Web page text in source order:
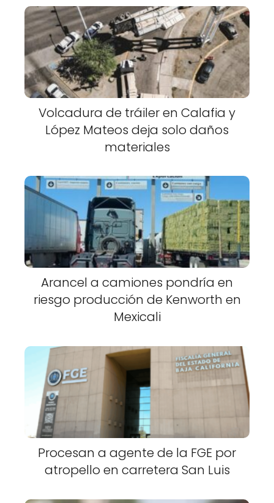
Volcadura de tráiler en Calafia y
López Mateos deja solo daños
materiales
Arancel a camiones pondría en
riesgo producción de Kenworth en
Mexicali
Procesan a agente de la FGE por
atropello en carretera San Luis